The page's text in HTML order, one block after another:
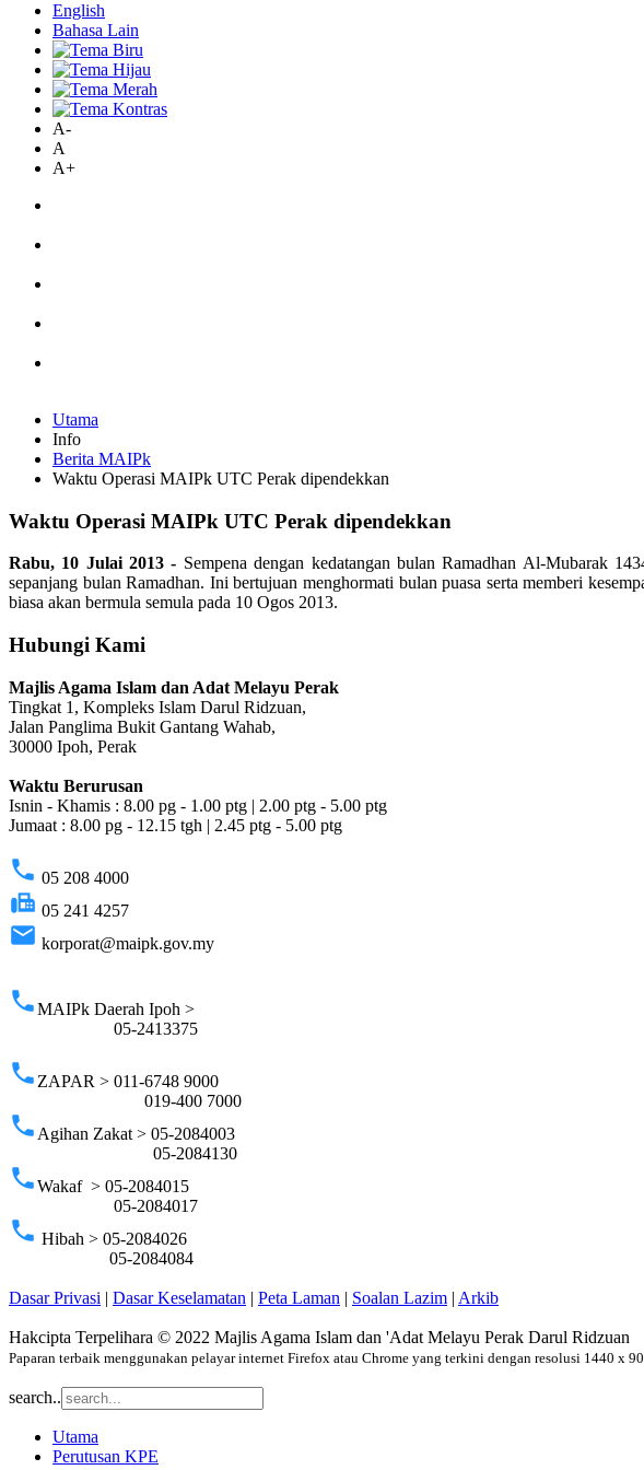
English
Bahasa Lain
A-
A
A+
Utama
Info
Berita MAIPk
Waktu Operasi MAIPk UTC Perak dipendekkan
Waktu Operasi MAIPk UTC Perak dipendekkan
Rabu, 10 Julai 2013 - Sempena dengan kedatangan bulan Ramadhan Al-Mubarak
sepanjang bulan Ramadhan. Ini bertujuan menghormati bulan puasa serta memberi
biasa akan bermula semula pada 10 Ogos 2013.
Hubungi Kami
Majlis Agama Islam dan Adat Melayu Perak
Tingkat 1, Kompleks Islam Darul Ridzuan,
Jalan Panglima Bukit Gantang Wahab,
30000 Ipoh, Perak
Waktu Berurusan
Isnin - Khamis : 8.00 pg - 1.00 ptg | 2.00 ptg - 5.00 ptg
Jumaat : 8.00 pg - 12.15 tgh | 2.45 ptg - 5.00 ptg
phone 05 208 4000
fax 05 241 4257
email korporat@maipk.gov.my
phoneMAIPk Daerah Ipoh >
05-2413375
phone ZAPAR > 011-6748 9000
019-400 7000
phone Agihan Zakat > 05-2084003
05-2084130
phoneWakaf > 05-2084015
05-2084017
phone Hibah > 05-2084026
05-2084084
Dasar Privasi | Dasar Keselamatan | Peta Laman | Soalan Lazim | Arkib
Hakcipta Terpelihara © 2022 Majlis Agama Islam dan 'Adat Melayu Perak Darul Ridzuan
Paparan terbaik menggunakan pelayar internet Firefox atau Chrome yang terkini dengan resolusi 1440 x
search..
Utama
Perutusan KPE